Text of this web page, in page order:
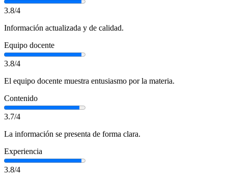
3.8/4
Información actualizada y de calidad.
Equipo docente
3.8/4
El equipo docente muestra entusiasmo por la materia.
Contenido
3.7/4
La información se presenta de forma clara.
Experiencia
3.8/4